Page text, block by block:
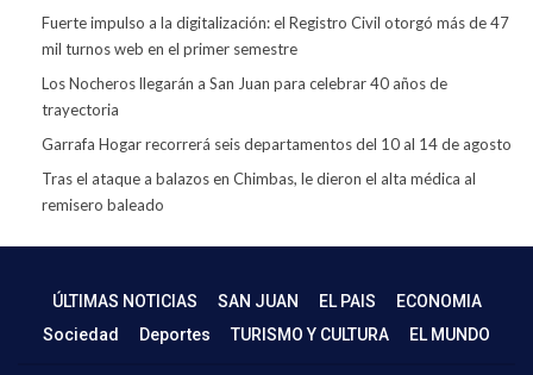
Fuerte impulso a la digitalización: el Registro Civil otorgó más de 47
mil turnos web en el primer semestre
Los Nocheros llegarán a San Juan para celebrar 40 años de
trayectoria
Garrafa Hogar recorrerá seis departamentos del 10 al 14 de agosto
Tras el ataque a balazos en Chimbas, le dieron el alta médica al
remisero baleado
ÚLTIMAS NOTICIAS SAN JUAN EL PAIS
ECONOMIA
Sociedad
Deportes TURISMO Y CULTURA EL MUNDO